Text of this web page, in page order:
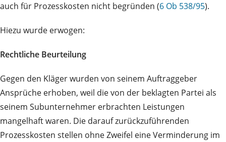
auch für Prozesskosten nicht begründen (6 Ob 538/95).
Hiezu wurde erwogen:
Rechtliche Beurteilung
Gegen den Kläger wurden von seinem Auftraggeber
Ansprüche erhoben, weil die von der beklagten Partei als
seinem Subunternehmer erbrachten Leistungen
mangelhaft waren. Die darauf zurückzuführenden
Prozesskosten stellen ohne Zweifel eine Verminderung im